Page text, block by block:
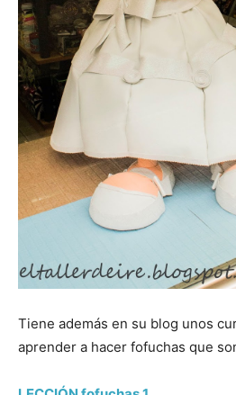
Tiene además en su blog unos
aprender a hacer fofuchas que